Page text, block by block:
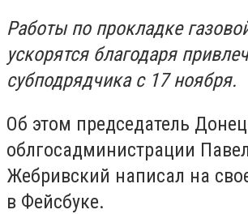
Работы по прокладке
ускорятся благодаря
субподрядчика с 17 ноября.
Об этом председатель
облгосадминистрации Павел
Жебривский написал на
в Фейсбуке.